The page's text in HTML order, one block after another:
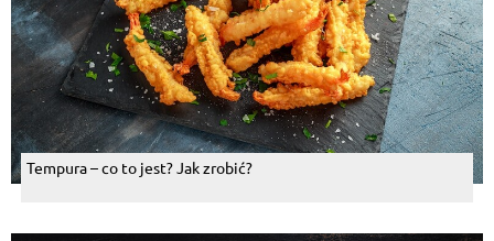
Tempura – co to jest? Jak zrobić?